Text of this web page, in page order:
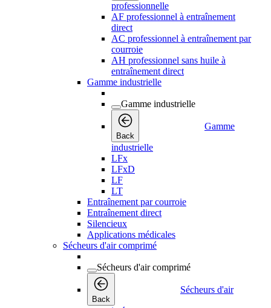
professionnelle
AF professionnel à entraînement
direct
AC professionnel à entraînement par
courroie
AH professionnel sans huile à
entraînement direct
Gamme industrielle
Gamme industrielle
Back
Gamme
industrielle
LFx
LFxD
LF
LT
Entraînement par courroie
Entraînement direct
Silencieux
Applications médicales
Sécheurs d'air comprimé
Sécheurs d'air comprimé
Back
Sécheurs d'air